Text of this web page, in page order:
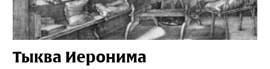
Тыква Иеронима